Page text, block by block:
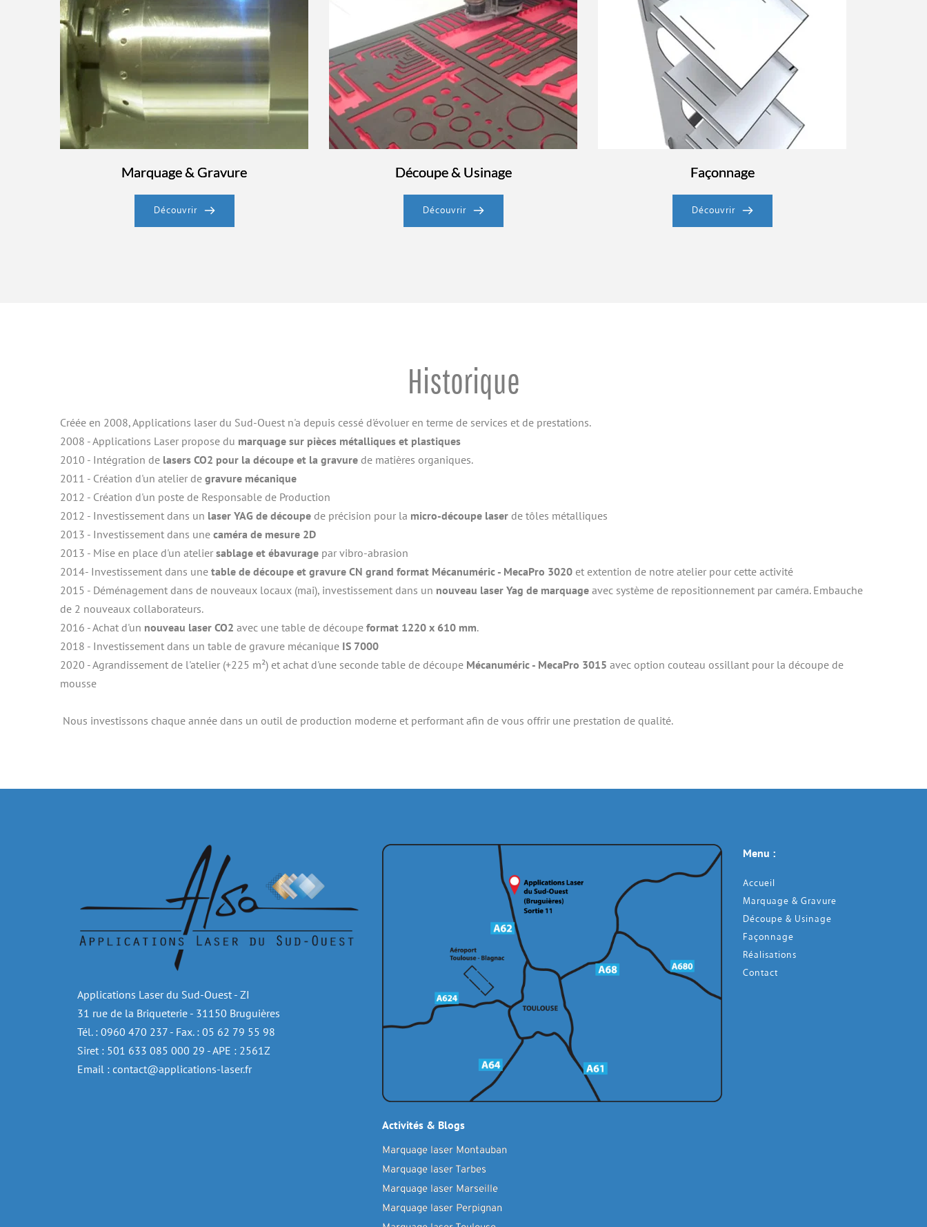
Marquage & Gravure
Découvrir
Découpe & Usinage
Découvrir
Façonnage
Découvrir
Historique
Créée en 2008, Applications laser du Sud-Ouest n'a depuis cessé d'évoluer en terme de services et de prestations.
2008 - Applications Laser propose du marquage sur pièces métalliques et plastiques
2010 - Intégration de lasers CO2 pour la découpe et la gravure de matières organiques.
2011 - Création d'un atelier de gravure mécanique
2012 - Création d'un poste de Responsable de Production
2012 - Investissement dans un laser YAG de découpe de précision pour la micro-découpe laser de tôles métalliques
2013 - Investissement dans une caméra de mesure 2D
2013 - Mise en place d'un atelier sablage et ébavurage par vibro-abrasion
2014- Investissement dans une table de découpe et gravure CN grand format Mécanuméric - MecaPro 3020 et extention de notre atelier pour cette activité
2015 - Déménagement dans de nouveaux locaux (mai), investissement dans un nouveau laser Yag de marquage avec système de repositionnement par caméra. Embauche
de 2 nouveaux collaborateurs.
2016 - Achat d'un nouveau laser CO2 avec une table de découpe format 1220 x 610 mm.
2018 - Investissement dans un table de gravure mécanique IS 7000
2020 - Agrandissement de l'atelier (+225 m²) et achat d'une seconde table de découpe Mécanuméric - MecaPro 3015 avec option couteau ossillant pour la découpe de
mousse
Nous investissons chaque année dans un outil de production moderne et performant afin de vous offrir une prestation de qualité.
Applications Laser du Sud-Ouest - ZI
31 rue de la Briqueterie - 31150 Bruguières
Tél. : 0960 470 237 - Fax. : 05 62 79 55 98
Siret : 501 633 085 000 29 - APE : 2561Z
Email : contact@applications-laser.fr
Activités & Blogs
Marquage laser Montauban
Marquage laser Tarbes
Marquage laser Marseille
Marquage laser Perpignan
Menu :
Accueil
Marquage & Gravure
Découpe & Usinage
Façonnage
Réalisations
Contact